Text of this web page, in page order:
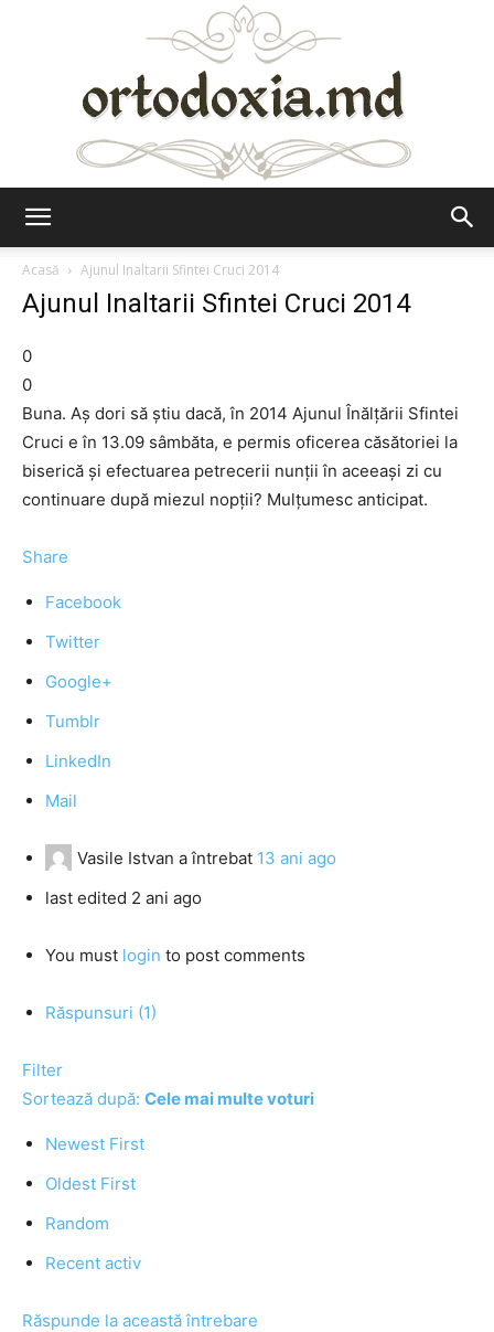
Acasă
Ajunul Inaltarii Sfintei Cruci 2014
Ajunul Inaltarii Sfintei Cruci 2014
0
0
Buna. Aș dori să știu dacă, în 2014 Ajunul Înălțării Sfintei
Cruci e în 13.09 sâmbăta, e permis oficerea căsătoriei la
biserică și efectuarea petrecerii nunții în aceeași zi cu
continuare după miezul nopții? Mulțumesc anticipat.
Share
Facebook
Twitter
Google+
Tumblr
LinkedIn
Mail
Vasile Istvan a întrebat 13 ani ago
last edited 2 ani ago
You must login to post comments
Răspunsuri (1)
Filter
Sortează după: Cele mai multe voturi
Newest First
Oldest First
Random
Recent activ
Răspunde la această întrebare